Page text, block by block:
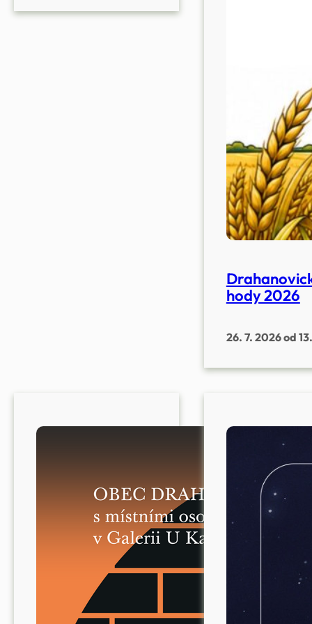
hody 2026
26. 7. 2026 od